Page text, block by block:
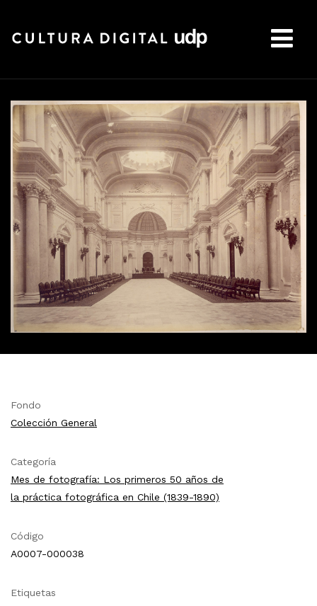
Fondo
Colección General
Categoría
Mes de fotografía: Los primeros 50 años de
la práctica fotográfica en Chile (1839-1890)
Código
A0007-000038
Etiquetas